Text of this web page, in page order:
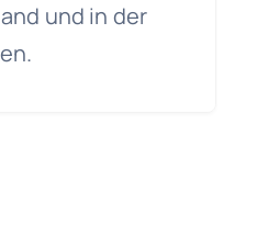
und in der